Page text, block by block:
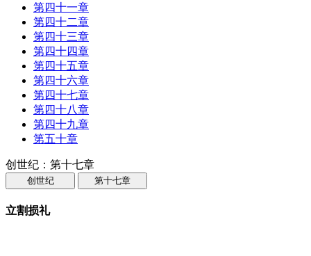
第四十一章
第四十二章
第四十三章
第四十四章
第四十五章
第四十六章
第四十七章
第四十八章
第四十九章
第五十章
创世纪：第十七章
创世纪 第十七章
立割损礼